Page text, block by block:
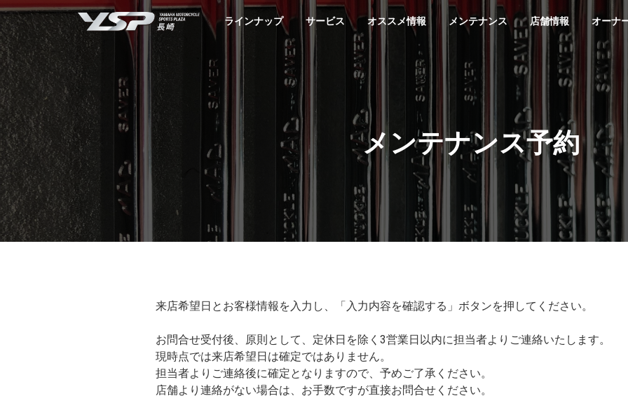
YSP長崎ラインナップ サービス オススメ情報 メンテナンス 店舗情報 オーナ
メンテナンス予約
来店希望日とお客様情報を入力し、「入力内容を確認する」ボタンを押してください。
お問合せ受付後、原則として、定休日を除く3営業日以内に担当者よりご連絡いたします。
現時点では来店希望日は確定ではありません。
担当者よりご連絡後に確定となりますので、予めご了承ください。
店舗より連絡がない場合は、お手数ですが直接お問合せください。